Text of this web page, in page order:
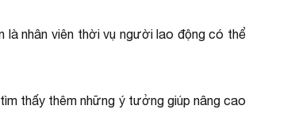
là nhân viên thời vụ người lao động có thể
thấy thêm những ý tưởng giúp nâng cao